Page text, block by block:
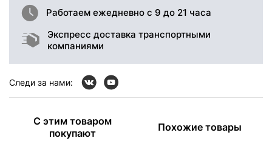
Работаем ежедневно с 9 до 21 часа
Экспресс доставка транспортными
компаниями
Следи за нами:
С этим товаром
покупают
Похожие товары